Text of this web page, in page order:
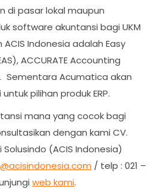
di pasar lokal maupun
software akuntansi bagi UKM
Indonesia adalah Easy
ACCURATE Accounting
Sementara Acumatica akan
pilihan produk ERP.
mana yang cocok bagi
dengan kami CV.
(ACIS Indonesia)
/ telp : 021 –
web kami.